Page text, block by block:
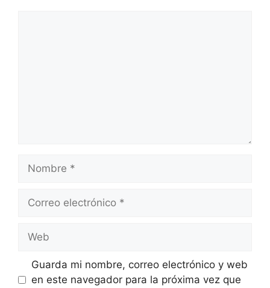
Nombre
Correo
Web
Guarda mi nombre, correo electrónico y web
en este navegador para la próxima vez que